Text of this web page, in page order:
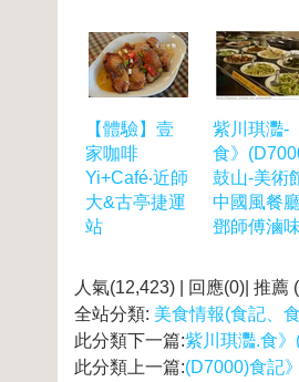
【體驗】壹
家咖啡
Yi+Café‧近師
大&古亭捷運
站
紫川琪灩-
食》
鼓山-美術
中國風餐廳
鄧師傅滷味
人氣(12,423) | 回應(0)| 推薦 (
全站分類: 美食情報(食記、
此分類下一篇:紫川琪灩.食
此分類上一篇:(D7000)食記